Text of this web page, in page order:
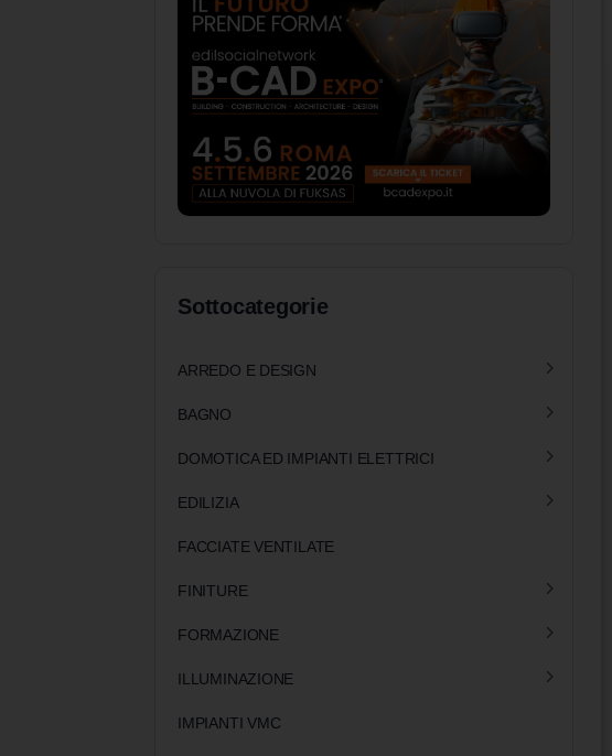
Sottocategorie
ARREDO E DESIGN
BAGNO
DOMOTICA ED IMPIANTI ELETTRICI
EDILIZIA
FACCIATE VENTILATE
FINITURE
FORMAZIONE
ILLUMINAZIONE
IMPIANTI VMC